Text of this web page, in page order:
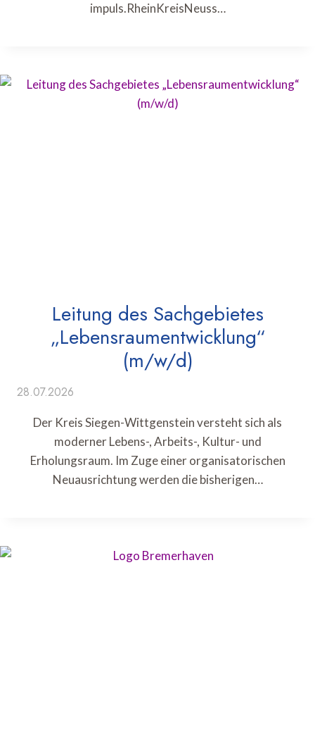
impuls.RheinKreisNeuss…
Leitung des Sachgebietes
„Lebensraumentwicklung“
(m/w/d)
28.07.2026
Der Kreis Siegen-Wittgenstein versteht sich als
moderner Lebens-, Arbeits-, Kultur- und
Erholungsraum. Im Zuge einer organisatorischen
Neuausrichtung werden die bisherigen…